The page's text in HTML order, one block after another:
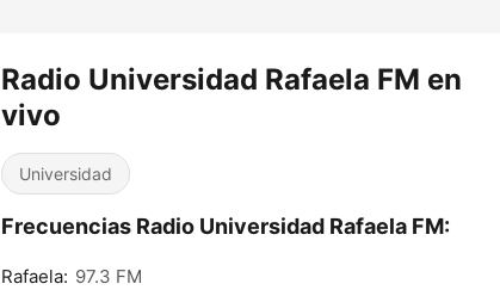
Radio Universidad Rafaela FM en
vivo
Universidad
Frecuencias Radio Universidad Rafaela FM:
Rafaela: 97.3 FM